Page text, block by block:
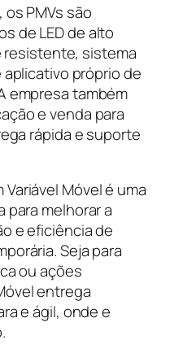
os PMVs são
de LED de alto
resistente, sistema
próprio de
empresa também
e venda para
rápida e suporte
Móvel é uma
melhorar a
e eficiência de
Seja para
ou ações
entrega
e ágil, onde e